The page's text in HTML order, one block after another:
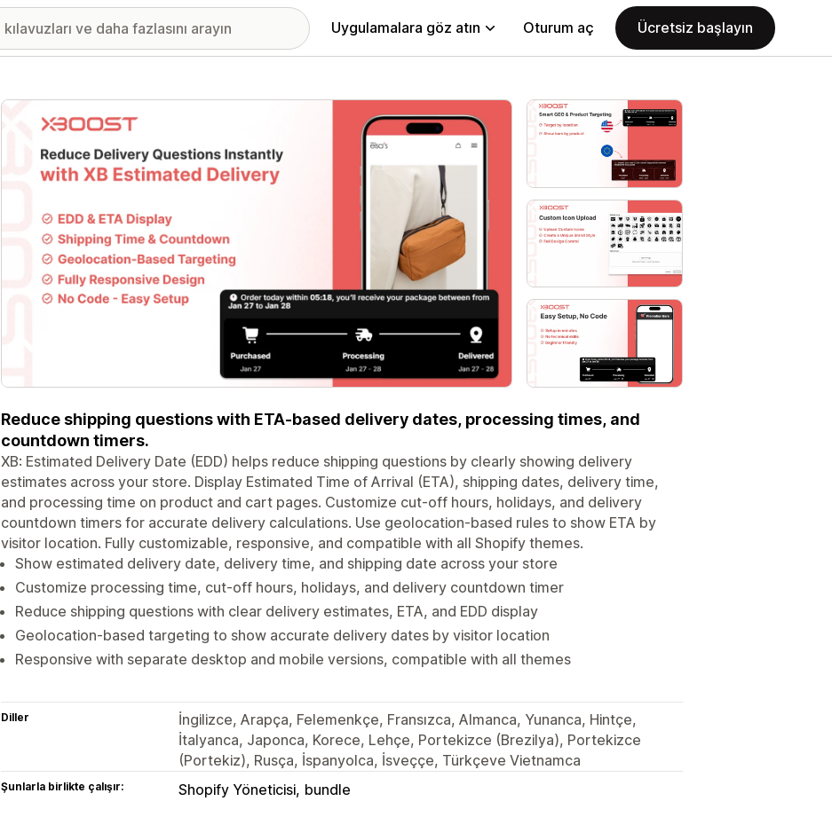
Uygulamalara göz atın Oturum aç Ücretsiz başlayın
Öne çıkan görsel galerisi
Reduce shipping questions with ETA-based delivery dates, processing times, and
countdown timers.
XB: Estimated Delivery Date (EDD) helps reduce shipping questions by clearly showing delivery
estimates across your store. Display Estimated Time of Arrival (ETA), shipping dates, delivery time,
and processing time on product and cart pages. Customize cut-off hours, holidays, and delivery
countdown timers for accurate delivery calculations. Use geolocation-based rules to show ETA by
visitor location. Fully customizable, responsive, and compatible with all Shopify themes.
Show estimated delivery date, delivery time, and shipping date across your store
Customize processing time, cut-off hours, holidays, and delivery countdown timer
Reduce shipping questions with clear delivery estimates, ETA, and EDD display
Geolocation-based targeting to show accurate delivery dates by visitor location
Responsive with separate desktop and mobile versions, compatible with all themes
Diller
İngilizce, Arapça, Felemenkçe, Fransızca, Almanca, Yunanca, Hintçe,
İtalyanca, Japonca, Korece, Lehçe, Portekizce (Brezilya), Portekizce
(Portekiz), Rusça, İspanyolca, İsveççe, Türkçeve Vietnamca
Şunlarla birlikte çalışır: Shopify Yöneticisi bundle